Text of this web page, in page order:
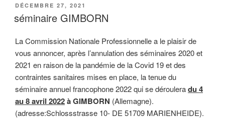
PUBLIÉ
LE
DÉCEMBRE 27, 2021
séminaire GIMBORN
La Commission Nationale Professionnelle a le plaisir de
vous annoncer, après l’annulation des séminaires 2020 et
2021 en raison de la pandémie de la Covid 19 et des
contraintes sanitaires mises en place, la tenue du
séminaire annuel francophone 2022 qui se dérouleradu 4
au 8 avril 2022à GIMBORN (Allemagne).
(adresse:Schlossstrasse 10- DE 51709 MARIENHEIDE).